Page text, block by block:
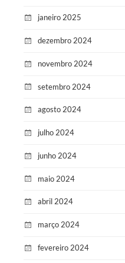
janeiro 2025
dezembro 2024
novembro 2024
setembro 2024
agosto 2024
julho 2024
junho 2024
maio 2024
abril 2024
março 2024
fevereiro 2024